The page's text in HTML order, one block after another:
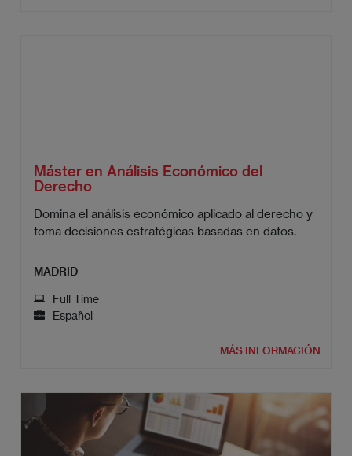
Máster en Análisis Económico del
Derecho
Domina el análisis económico aplicado al derecho y
toma decisiones estratégicas basadas en datos.
MADRID
Full Time
Español
MÁS INFORMACIÓN